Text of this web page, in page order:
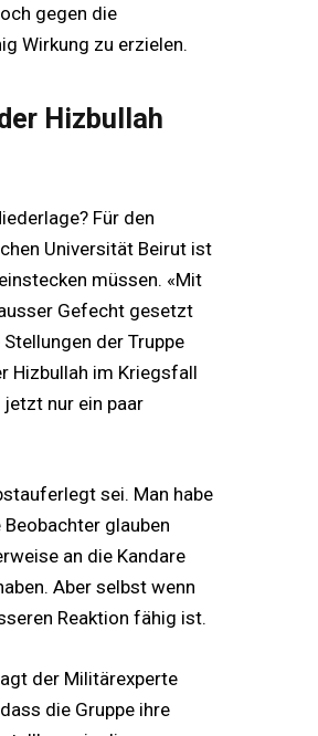
gegen die
Wirkung zu erzielen.
Hizbullah
Für den
Universität Beirut ist
müssen. «Mit
Gefecht gesetzt
der Truppe
Hizbullah im Kriegsfall
nur ein paar
sei. Man habe
glauben
an die Kandare
Aber selbst wenn
Reaktion fähig ist.
der Militärexperte
die Gruppe ihre